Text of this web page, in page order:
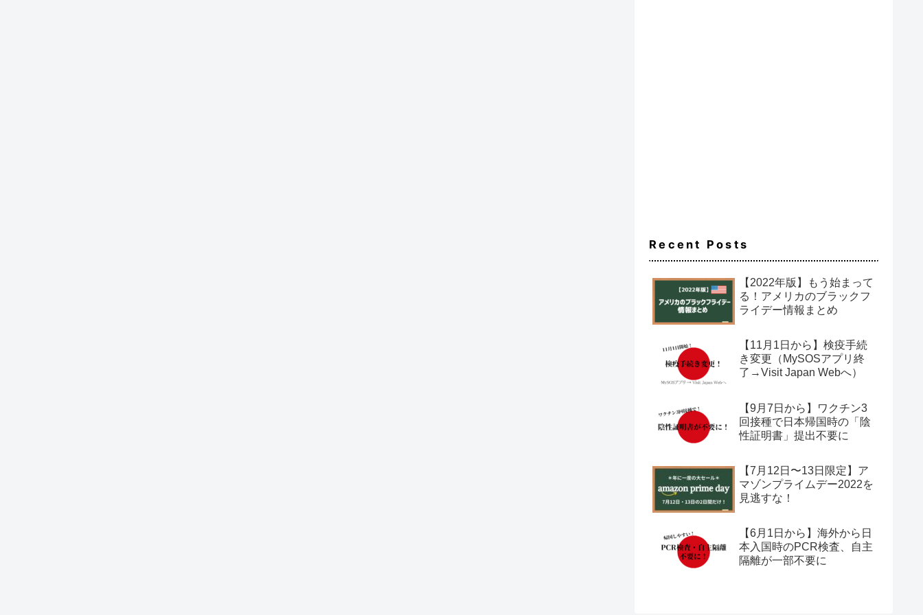
Recent Posts
【2022年版】もう始まって
る！アメリカのブラックフ
ライデー情報まとめ
【11月1日から】検疫手続
き変更（MySOSアプリ終
了→Visit Japan Webへ）
【9月7日から】ワクチン3
回接種で日本帰国時の「陰
性証明書」提出不要に
【7月12日〜13日限定】ア
マゾンプライムデー2022を
見逃すな！
【6月1日から】海外から日
本入国時のPCR検査、自主
隔離が一部不要に